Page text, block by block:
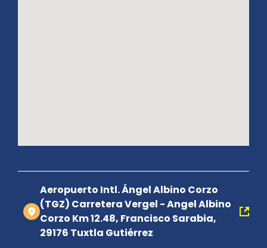
Aeropuerto Intl. Ángel Albino Corzo
(TGZ) Carretera Vergel - Angel Albino
Corzo Km 12.48, Francisco Sarabia,
29176 Tuxtla Gutiérrez